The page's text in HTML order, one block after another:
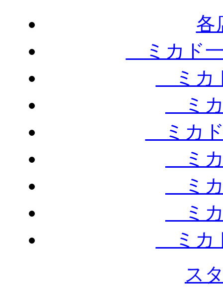
各
ミカド
ミカ
ミカ
ミカド
ミカ
ミカ
ミカ
ミカ
ス